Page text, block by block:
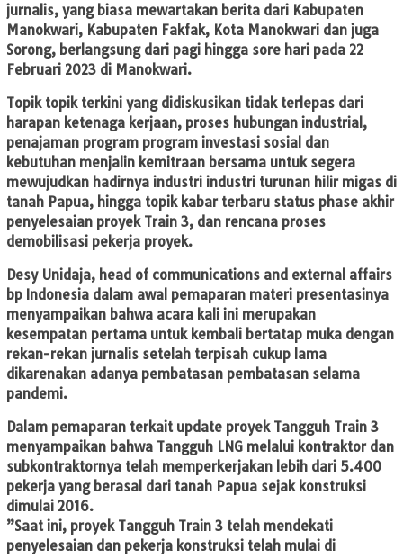
jurnalis, yang biasa mewartakan berita dari Kabupaten
Manokwari, Kabupaten Fakfak, Kota Manokwari dan juga
Sorong, berlangsung dari pagi hingga sore hari pada 22
Februari 2023 di Manokwari.
Topik topik terkini yang didiskusikan tidak terlepas dari
harapan ketenaga kerjaan, proses hubungan industrial,
penajaman program program investasi sosial dan
kebutuhan menjalin kemitraan bersama untuk segera
mewujudkan hadirnya industri industri turunan hilir migas di
tanah Papua, hingga topik kabar terbaru status phase akhir
penyelesaian proyek Train 3, dan rencana proses
demobilisasi pekerja proyek.
Desy Unidaja, head of communications and external affairs
bp Indonesia dalam awal pemaparan materi presentasinya
menyampaikan bahwa acara kali ini merupakan
kesempatan pertama untuk kembali bertatap muka dengan
rekan-rekan jurnalis setelah terpisah cukup lama
dikarenakan adanya pembatasan pembatasan selama
pandemi.
Dalam pemaparan terkait update proyek Tangguh Train 3
menyampaikan bahwa Tangguh LNG melalui kontraktor dan
subkontraktornya telah memperkerjakan lebih dari 5.400
pekerja yang berasal dari tanah Papua sejak konstruksi
dimulai 2016.
”Saat ini, proyek Tangguh Train 3 telah mendekati
penyelesaian dan pekerja konstruksi telah mulai di